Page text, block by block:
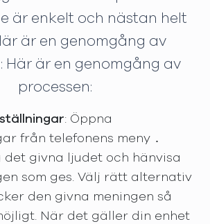
är enkelt och nästan helt
är en genomgång av
Här är en genomgång av
processen:
: Öppna
från telefonens meny ․
det givna ljudet och hänvisa
som ges. Välj rätt alternativ
den givna meningen så
När det gäller din enhet